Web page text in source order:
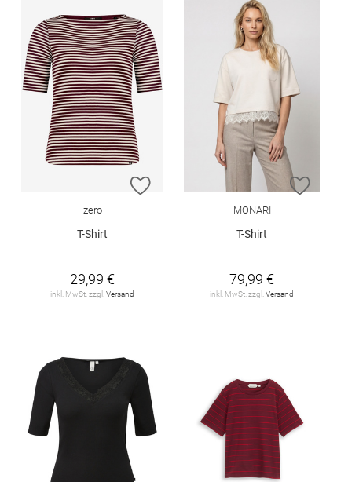
ZUR WUNSCHLISTE HINZUFÜGEN
zero
T-Shirt
29,99 €
inkl. MwSt. zzgl. Versand
ZUR
MONARI
T-Shirt
79,99 €
inkl. MwSt. zzgl. Versand